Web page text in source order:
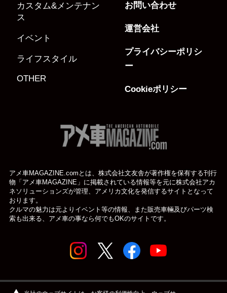
カスタム&メンテナン
ス
イベント
ライフスタイル
OTHER
お問い合わせ
運営会社
プライバシーポリシ
ー
Cookieポリシー
アメ車MAGAZINE.comとは、株式会社文友舎が著作権を保有する刊行
物「アメ車MAGAZINE」に掲載されている情報等を元に株式会社アカ
ネソリューションズが管理、アメリカ文化を発信するサイトとなって
おります。
クルマの魅力は元よりイベント等の情報、また販売車輛及びパーツ検
索も出来る、アメ車の事なら何でもOKのサイトです。
© アメ車のWEBマガジン アメ車マガジン公式WEBサイト